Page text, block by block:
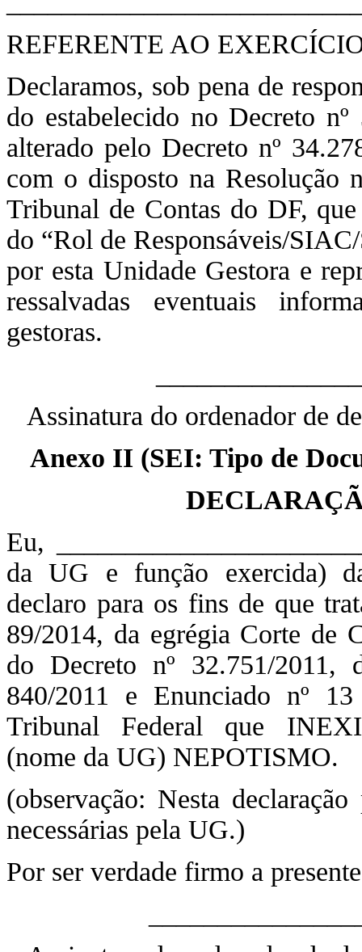
REFERENTE AO
Declaramos, sob pena de
do estabelecido no Decreto
alterado pelo Decreto nº
com o disposto na Resolução
Tribunal de Contas do DF,
do “Rol de Responsáveis/
por esta Unidade Gestora e
ressalvadas eventuais
gestoras.
Assinatura do ordenador de
Anexo II (SEI: Tipo de
Eu,
da UG e função exercida)
declaro para os fins de que
89/2014, da egrégia Corte de
do Decreto nº 32.751/
840/2011 e Enunciado nº
Tribunal Federal que
(nome da UG) NEPOTISMO.
(observação: Nesta
necessárias pela UG.)
Por ser verdade firmo a